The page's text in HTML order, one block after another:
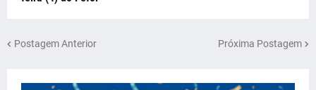
Postagem Anterior Próxima Postagem